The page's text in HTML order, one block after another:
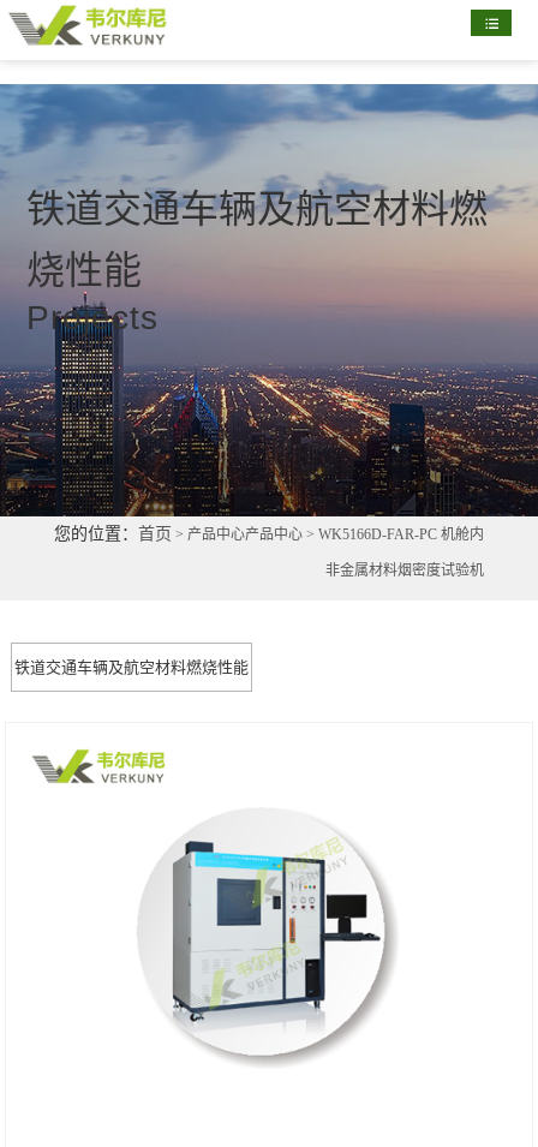
首
页
关
单
客
户
系
我
们
铁道交通车辆及航空材料燃
烧性能
Projects
您的位置：首页 > 产品中心产品中心 > WK5166D-FAR-PC 机舱内
非金属材料烟密度试验机
铁道交通车辆及航空材料燃烧性能